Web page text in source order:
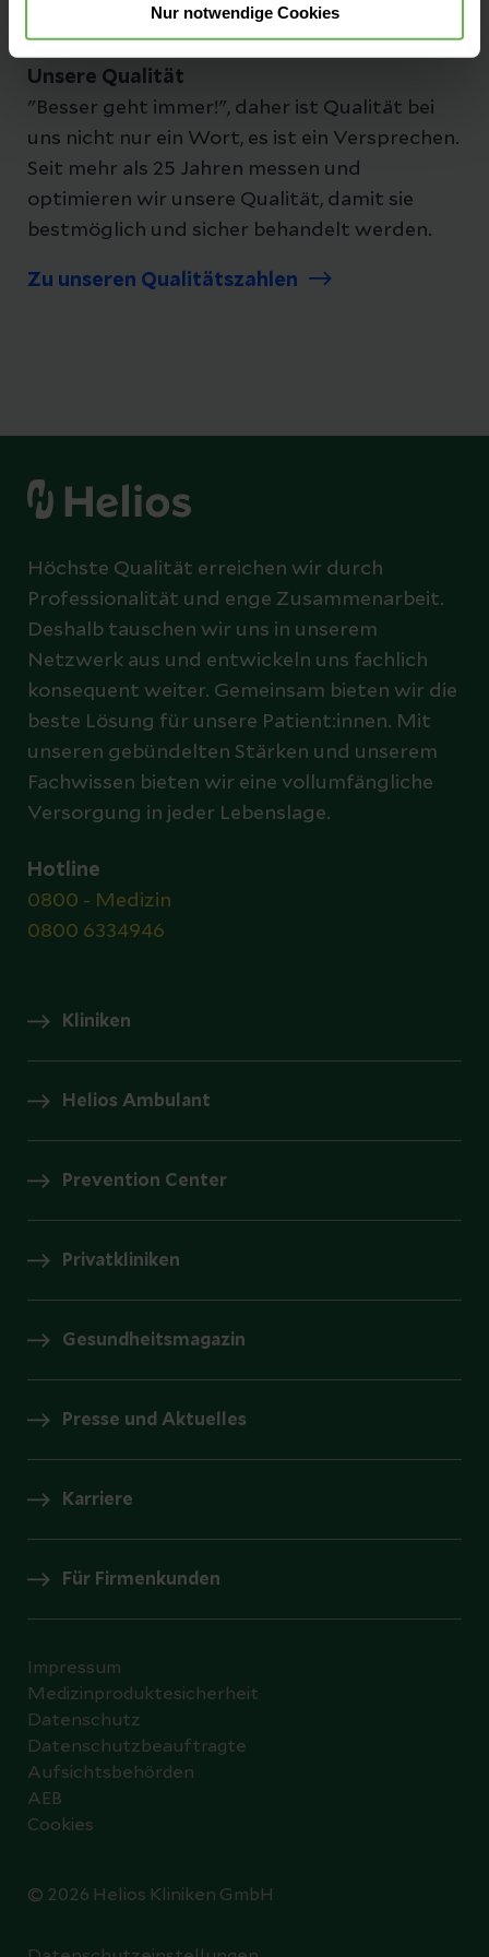
Nur notwendige Cookies
Unsere Qualität
"Besser geht immer!", daher ist Qualität bei
uns nicht nur ein Wort, es ist ein Versprechen.
Seit mehr als 25 Jahren messen und
optimieren wir unsere Qualität, damit sie
bestmöglich und sicher behandelt werden.
Zu unseren Qualitätszahlen
Höchste Qualität erreichen wir durch
Professionalität und enge Zusammenarbeit.
Deshalb tauschen wir uns in unserem
Netzwerk aus und entwickeln uns fachlich
konsequent weiter. Gemeinsam bieten wir die
beste Lösung für unsere Patient:innen. Mit
unseren gebündelten Stärken und unserem
Fachwissen bieten wir eine vollumfängliche
Versorgung in jeder Lebenslage.
Hotline
0800 - Medizin
0800 6334946
Kliniken
Helios Ambulant
Prevention Center
Privatkliniken
Gesundheitsmagazin
Presse und Aktuelles
Karriere
Für Firmenkunden
© 2026 Helios Kliniken GmbH
Impressum
Medizinproduktesicherheit
Datenschutz
Datenschutzbeauftragte
Aufsichtsbehörden
AEB
Cookies